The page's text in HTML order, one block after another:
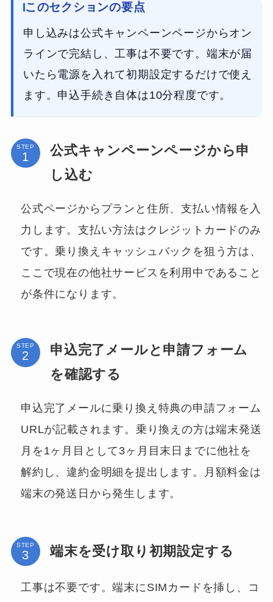
このセクションの要点
申し込みは公式キャンペーンページからオン
ラインで完結し、工事は不要です。端末が届
いたら電源を入れて初期設定するだけで使え
ます。申込手続き自体は10分程度です。
STEP
公式キャンペーンページから申
し込む
公式ページからプランと住所、支払い情報を入
力します。支払い方法はクレジットカードのみ
です。乗り換えキャッシュバックを狙う方は、
ここで現在の他社サービスを利用中であること
が条件になります。
STEP
申込完了メールと申請フォーム
を確認する
申込完了メールに乗り換え特典の申請フォーム
URLが記載されます。乗り換えの方は端末発送
月を1ヶ月目として3ヶ月目末日までに他社を
解約し、違約金明細を提出します。月額料金は
端末の発送日から発生します。
STEP 端末を受け取り初期設定する
工事は不要です。端末にSIMカードを挿し、コ